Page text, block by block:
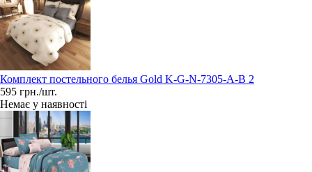
Комплект постельного белья Gold K-G-N-7305-A-B 2
595 грн./шт.
Немає у наявності